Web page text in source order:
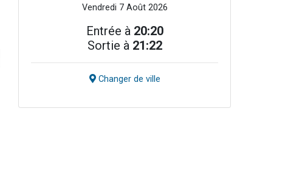
Vendredi 7 Août 2026
Entrée à 20:20
Sortie à 21:22
Changer de ville